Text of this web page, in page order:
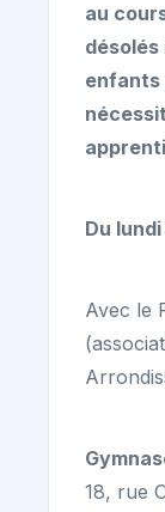
au
enfants
Du
Avec le
18, rue